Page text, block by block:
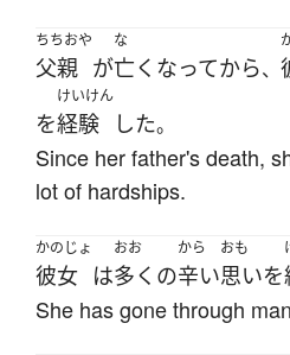
ちちおや
父親 が
な
亡くなってから、
を
けいけん
経験 した。
Since her father's death,
lot of hardships.
かのじょ
彼女 は
おお
多く の
から
辛い
おも
思いを
She has gone through